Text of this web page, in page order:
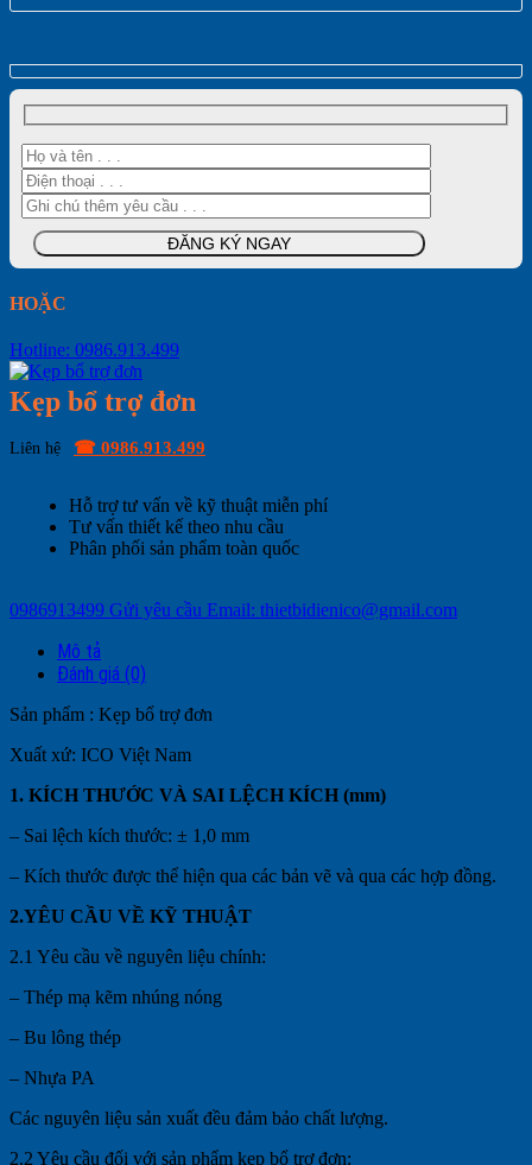
HOẶC
Hotline: 0986.913.499
Kẹp bổ trợ đơn
Liên hệ ☎ 0986.913.499
Hỗ trợ tư vấn về kỹ thuật miễn phí
Tư vấn thiết kế theo nhu cầu
Phân phối sản phẩm toàn quốc
0986913499 Gửi yêu cầu Email: thietbidienico@gmail.com
Mô tả
Đánh giá (0)
Sản phẩm : Kẹp bổ trợ đơn
Xuất xứ: ICO Việt Nam
1. KÍCH THƯỚC VÀ SAI LỆCH KÍCH (mm)
– Sai lệch kích thước: ± 1,0 mm
– Kích thước được thể hiện qua các bản vẽ và qua các hợp đồng.
2.YÊU CẦU VỀ KỸ THUẬT
2.1 Yêu cầu về nguyên liệu chính:
– Thép mạ kẽm nhúng nóng
– Bu lông thép
– Nhựa PA
Các nguyên liệu sản xuất đều đảm bảo chất lượng.
2.2 Yêu cầu đối với sản phẩm kẹp bổ trợ đơn: